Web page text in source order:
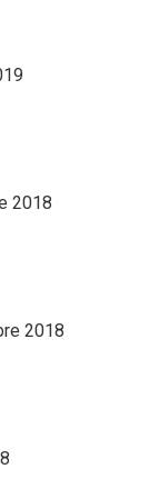
2018
2018